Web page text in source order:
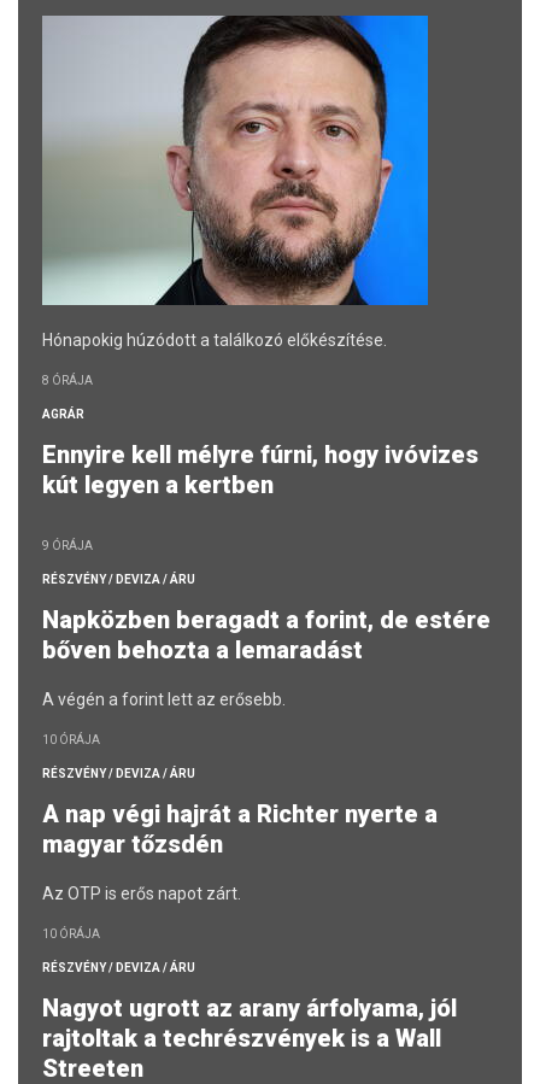
Hónapokig húzódott a találkozó előkészítése.
8 ÓRÁJA
AGRÁR
Ennyire kell mélyre fúrni, hogy ivóvizes
kút legyen a kertben
9 ÓRÁJA
RÉSZVÉNY / DEVIZA / ÁRU
Napközben beragadt a forint, de estére
bőven behozta a lemaradást
A végén a forint lett az erősebb.
10 ÓRÁJA
RÉSZVÉNY / DEVIZA / ÁRU
A nap végi hajrát a Richter nyerte a
magyar tőzsdén
Az OTP is erős napot zárt.
10 ÓRÁJA
RÉSZVÉNY / DEVIZA / ÁRU
Nagyot ugrott az arany árfolyama, jól
rajtoltak a techrészvények is a Wall
Streeten